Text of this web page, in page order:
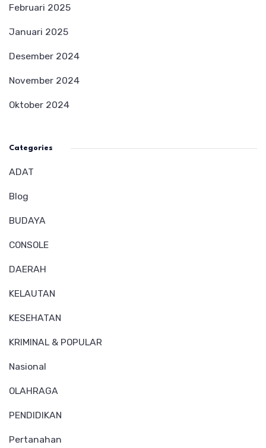
Februari 2025
Januari 2025
Desember 2024
November 2024
Oktober 2024
Categories
ADAT
Blog
BUDAYA
CONSOLE
DAERAH
KELAUTAN
KESEHATAN
KRIMINAL & POPULAR
Nasional
OLAHRAGA
PENDIDIKAN
Pertanahan